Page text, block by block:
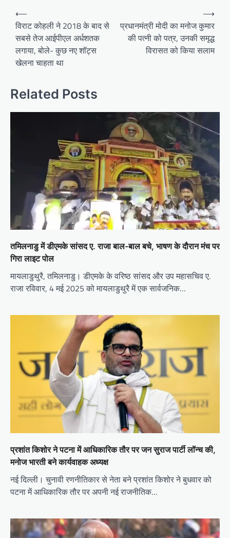
Post
navigation
⟵
विराट कोहली ने 2018 के बाद से
सबसे तेज आईपीएल अर्धशतक
लगाया, बोले- कुछ नए शॉट्स
खेलना चाहता था
प्रधानमंत्री मोदी का मनोज कुमार
की पत्नी को पत्र, उनकी समृद्ध
विरासत को किया सलाम
⟶
Related Posts
तमिलनाडु में डीएमके सांसद ए. राजा बाल-बाल बचे, भाषण के दौरान मंच पर
गिरा लाइट पोल
मायलाडुथुरै, तमिलनाडु। डीएमके के वरिष्ठ सांसद और उप महासचिव ए.
राजा रविवार, 4 मई 2025 को मायलाडुथुरै में एक सार्वजनिक…
प्रशांत किशोर ने पटना में आधिकारिक तौर पर जन सुराज पार्टी लॉन्च की,
मनोज भारती बने कार्यवाहक अध्यक्ष
नई दिल्ली। चुनावी रणनीतिकार से नेता बने प्रशांत किशोर ने बुधवार को
पटना में आधिकारिक तौर पर अपनी नई राजनीतिक…